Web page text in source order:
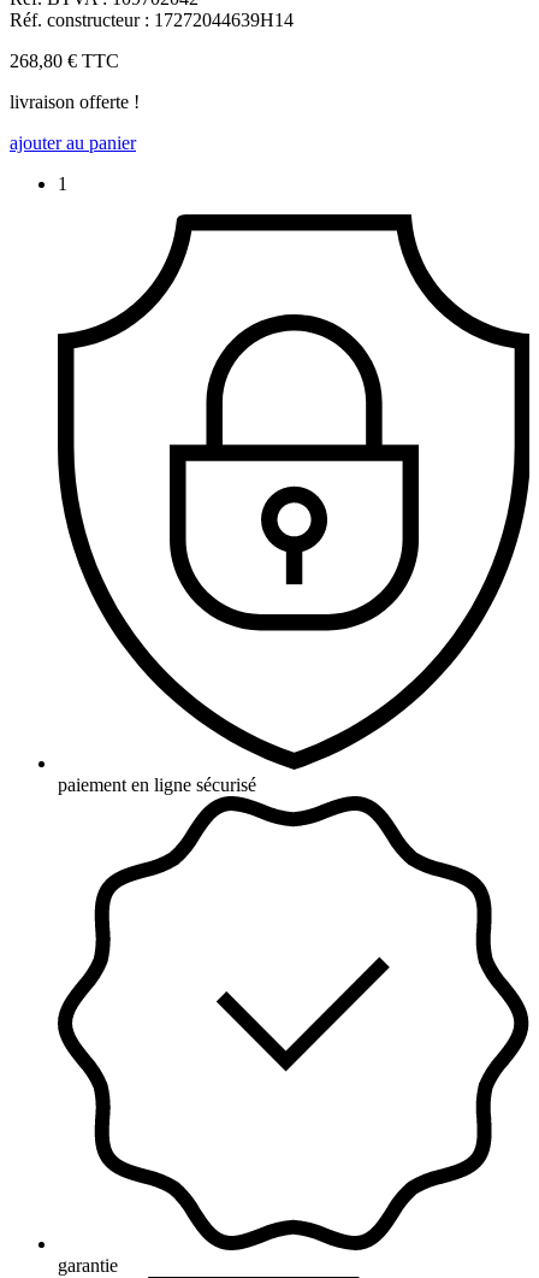
Réf. constructeur : 17272044639H14
268,80 € TTC
livraison offerte !
ajouter au panier
1
paiement en ligne sécurisé
garantie